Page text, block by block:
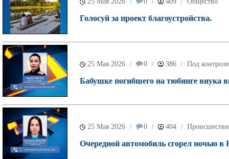
/ / /
Голосуй за проект благоустройства.
25 Мая 2026 / 0 / 386 / Под
Бабушке погибшего на тюбинге внука
25 Мая 2026 / 0 / 404 /
Очередной автомобиль сгорел ночью в